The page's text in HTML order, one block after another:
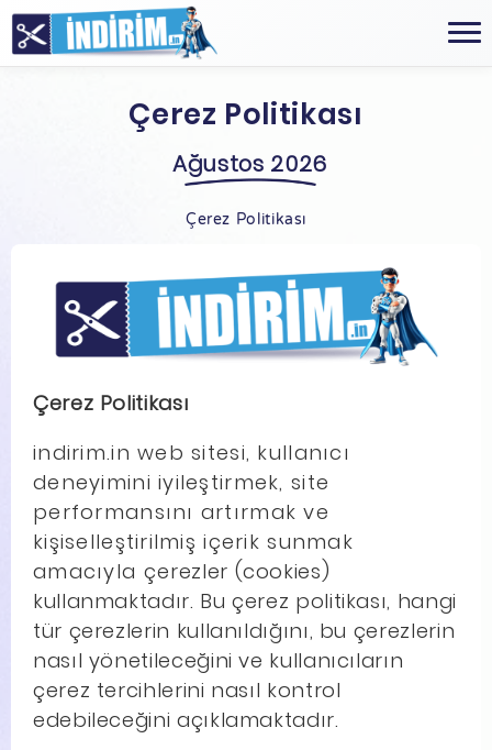
Çerez Politikası
Ağustos 2026
Çerez Politikası
Çerez Politikası
indirim.in web sitesi, kullanıcı
deneyimini iyileştirmek, site
performansını artırmak ve
kişiselleştirilmiş içerik sunmak
amacıyla çerezler (cookies)
kullanmaktadır. Bu çerez politikası, hangi
tür çerezlerin kullanıldığını, bu çerezlerin
nasıl yönetileceğini ve kullanıcıların
çerez tercihlerini nasıl kontrol
edebileceğini açıklamaktadır.